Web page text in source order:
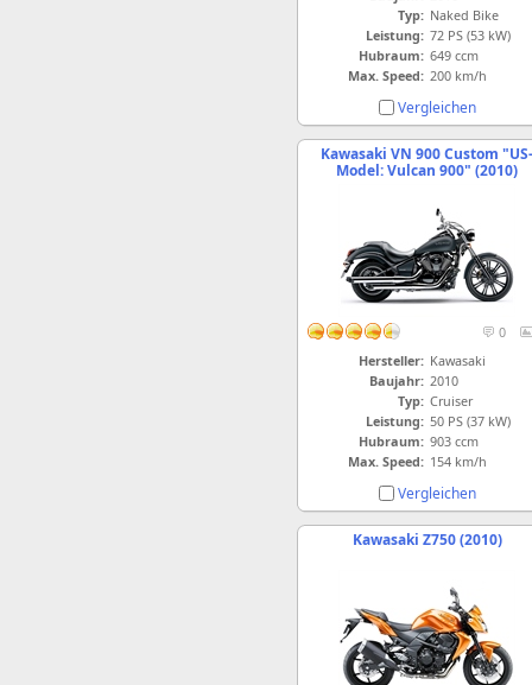
Typ: Naked Bike
Leistung: 72 PS (53 kW)
Hubraum: 649 ccm
Max. Speed: 200 km/h
Vergleichen
Kawasaki VN 900 Custom "US-
Model: Vulcan 900" (2010)
0
Hersteller: Kawasaki
Baujahr: 2010
Typ: Cruiser
Leistung: 50 PS (37 kW)
Hubraum: 903 ccm
Max. Speed: 154 km/h
Vergleichen
Kawasaki Z750 (2010)